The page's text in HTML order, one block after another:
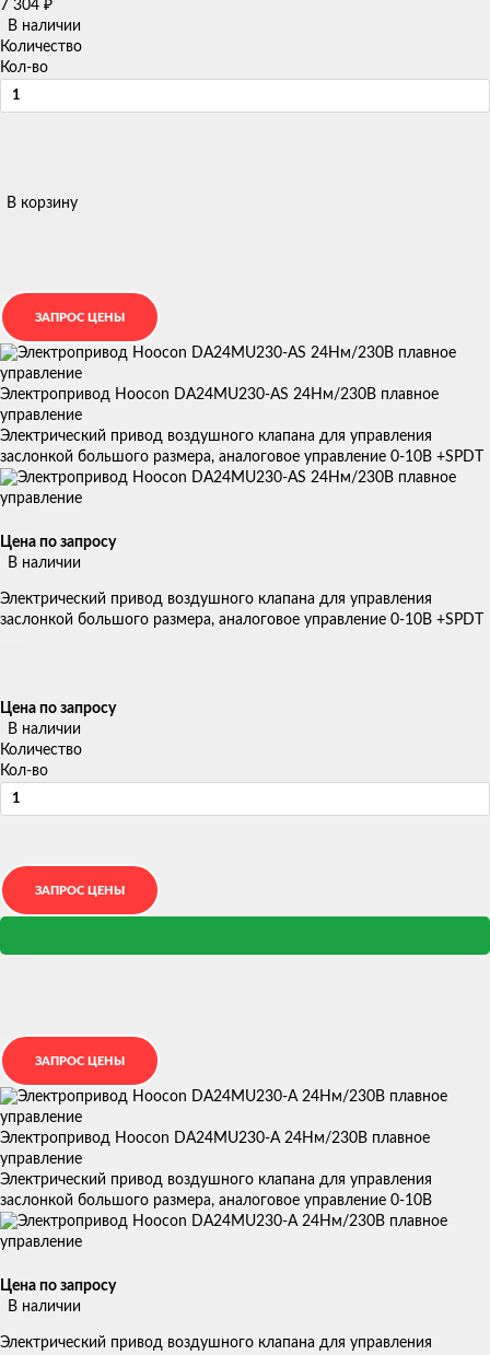
7 304 ₽
В наличии
Количество
Кол-во
В корзину
Электропривод Hoocon DA24MU230-AS 24Нм/230В плавное
управление
Электрический привод воздушного клапана для управления
заслонкой большого размера, аналоговое управление 0-10В +SPDT
Цена по запросу
В наличии
Электрический привод воздушного клапана для управления
заслонкой большого размера, аналоговое управление 0-10В +SPDT
Цена по запросу
В наличии
Количество
Кол-во
Электропривод Hoocon DA24MU230-A 24Нм/230В плавное
управление
Электрический привод воздушного клапана для управления
заслонкой большого размера, аналоговое управление 0-10В
Цена по запросу
В наличии
Электрический привод воздушного клапана для управления